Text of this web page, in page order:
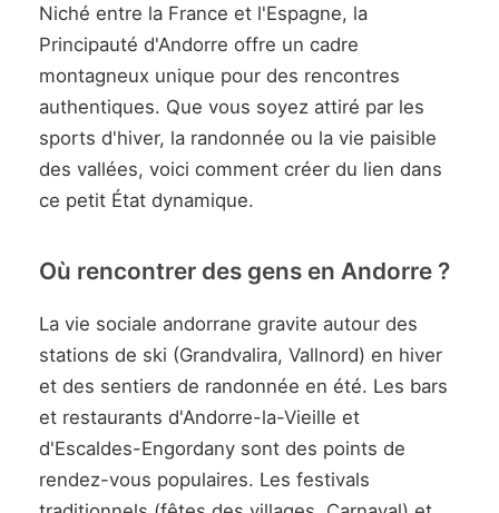
Niché entre la France et l'Espagne, la
Principauté d'Andorre offre un cadre
montagneux unique pour des rencontres
authentiques. Que vous soyez attiré par les
sports d'hiver, la randonnée ou la vie paisible
des vallées, voici comment créer du lien dans
ce petit État dynamique.
Où rencontrer des gens en Andorre ?
La vie sociale andorrane gravite autour des
stations de ski (Grandvalira, Vallnord) en hiver
et des sentiers de randonnée en été. Les bars
et restaurants d'Andorre-la-Vieille et
d'Escaldes-Engordany sont des points de
rendez-vous populaires. Les festivals